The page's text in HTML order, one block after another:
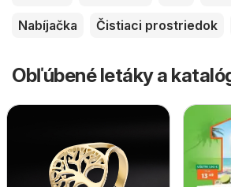
Nabíjačka
Čistiaci prostriedok
Obľúbené letáky a